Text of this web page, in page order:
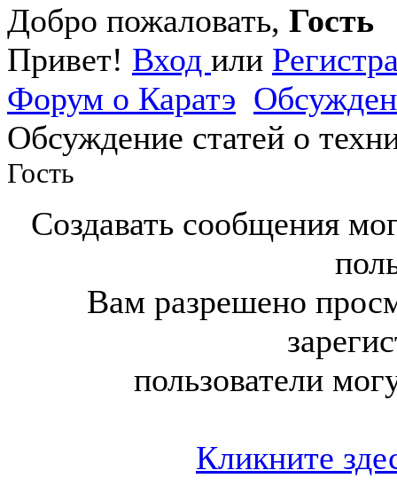
Добро пожаловать, Гость
Привет! Вход или
Форум о Каратэ
Обсуждение статей о
Гость
Создавать сообщения
Вам разрешено
пользователи
Кликните